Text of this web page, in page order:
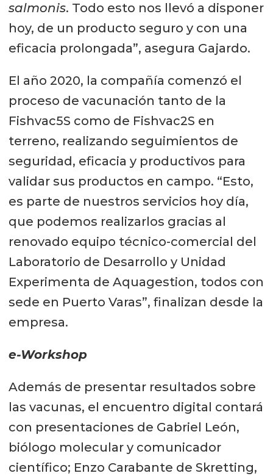
salmonis. Todo esto nos llevó a disponer
hoy, de un producto seguro y con una
eficacia prolongada”, asegura Gajardo.
El año 2020, la compañía comenzó el
proceso de vacunación tanto de la
Fishvac5S como de Fishvac2S en
terreno, realizando seguimientos de
seguridad, eficacia y productivos para
validar sus productos en campo. “Esto,
es parte de nuestros servicios hoy día,
que podemos realizarlos gracias al
renovado equipo técnico-comercial del
Laboratorio de Desarrollo y Unidad
Experimenta de Aquagestion, todos con
sede en Puerto Varas”, finalizan desde la
empresa.
e-Workshop
Además de presentar resultados sobre
las vacunas, el encuentro digital contará
con presentaciones de Gabriel León,
biólogo molecular y comunicador
científico; Enzo Carabante de Skretting,